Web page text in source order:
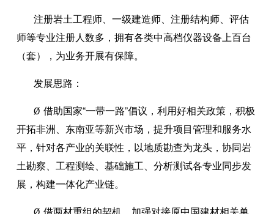
注册岩土工程师、一级建造师、注册结构师、评估
师等专业注册人数多，拥有各类中高档仪器设备上百台
（套），为业务开展有保障。
发展思路：
Ø 借助国家“一带一路”倡议，利用好相关政策，积极
开拓非洲、东南亚等新兴市场，提升项目管理和服务水
平，针对各产业的关联性，以地质勘查为龙头，协同岩
土勘察、工程测绘、基础施工、分析测试各专业同步发
展，构建一体化产业链。